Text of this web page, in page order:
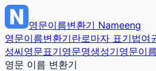
영문이름변환기 Nameeng
영문이름변환기란로마자 표기법여
성씨영문표기영문명생성기영문이
영문 이름 변환기